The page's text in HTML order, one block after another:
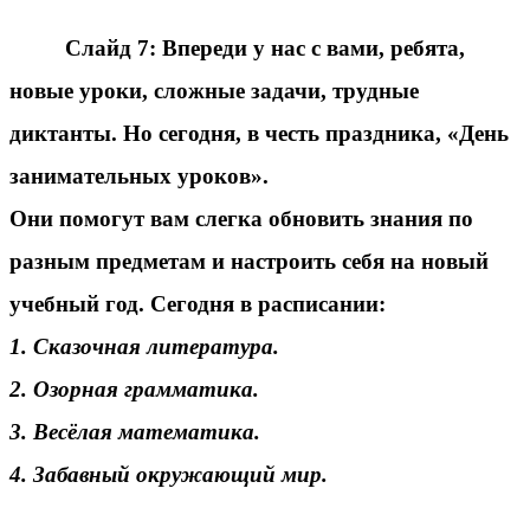
Слайд 7:Впереди у нас с вами, ребята,
новые уроки, сложные задачи, трудные
диктанты. Но сегодня, в честь праздника, «День
занимательных уроков».
Они помогут вам слегка обновить знания по
разным предметам и настроить себя на новый
учебный год. Сегодня в расписании:
1. Сказочная литература.
2. Озорная грамматика.
3. Весёлая математика.
4. Забавный окружающий мир.